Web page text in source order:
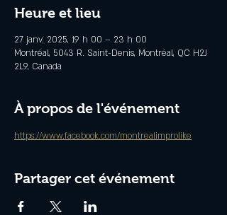
Heure et lieu
27 janv. 2025, 19 h 00 – 23 h 00
Montréal, 5043 R. Saint-Denis, Montréal, QC H2J
2L9, Canada
À propos de l'événement
https://www.facebook.com/montrealimprolike
Partager cet événement